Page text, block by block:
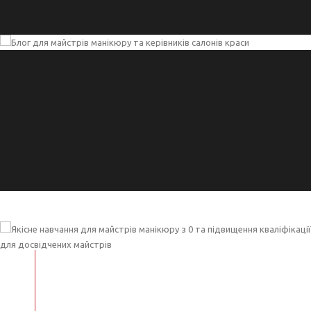
EFFECTIVE